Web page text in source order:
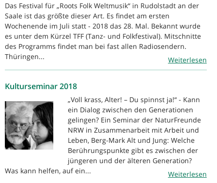
Das Festival für „Roots Folk Weltmusik“ in Rudolstadt an der
Saale ist das größte dieser Art. Es findet am ersten
Wochenende im Juli statt - 2018 das 28. Mal. Bekannt wurde
es unter dem Kürzel TFF (Tanz- und Folkfestival). Mitschnitte
des Programms findet man bei fast allen Radiosendern.
Thüringen...
Weiterlesen
Kulturseminar 2018
„Voll krass, Alter! – Du spinnst ja!“ - Kann
ein Dialog zwischen den Generationen
gelingen? Ein Seminar der NaturFreunde
NRW in Zusammenarbeit mit Arbeit und
Leben, Berg-Mark Alt und Jung: Welche
Berührungspunkte gibt es zwischen der
jüngeren und der älteren Generation?
Was kann helfen, auf ein...
Weiterlesen